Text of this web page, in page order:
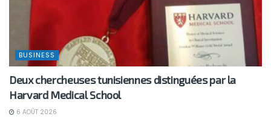
BUSINESS
Deux chercheuses tunisiennes distinguées par la
Harvard Medical School
6 AOÛT 2026